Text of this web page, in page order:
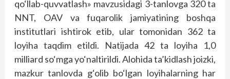
qo‘llab-quvvatlash» mavzusidagi 3-tanlovga 320 ta
NNT, OAV va fuqarolik jamiyatining boshqa
institutlari ishtirok etib, ular tomonidan 362 ta
loyiha taqdim etildi. Natijada 42 ta loyiha 1,0
milliard so‘mga yo‘naltirildi. Alohida ta’kidlash joizki,
mazkur tanlovda g‘olib bo‘lgan loyihalarning har